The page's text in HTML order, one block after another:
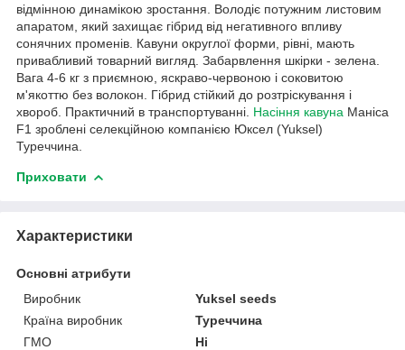
відмінною динамікою зростання. Володіє потужним листовим
апаратом, який захищає гібрид від негативного впливу
сонячних променів. Кавуни округлої форми, рівні, мають
привабливий товарний вигляд. Забарвлення шкірки - зелена.
Вага 4-6 кг з приємною, яскраво-червоною і соковитою
м'якоттю без волокон. Гібрид стійкий до розтріскування і
хвороб. Практичний в транспортуванні. Насіння кавуна Маніса
F1 зроблені селекційною компанією Юксел (Yuksel)
Туреччина.
Приховати
Характеристики
Основні атрибути
Виробник
Yuksel seeds
Країна виробник
Туреччина
ГМО
Ні